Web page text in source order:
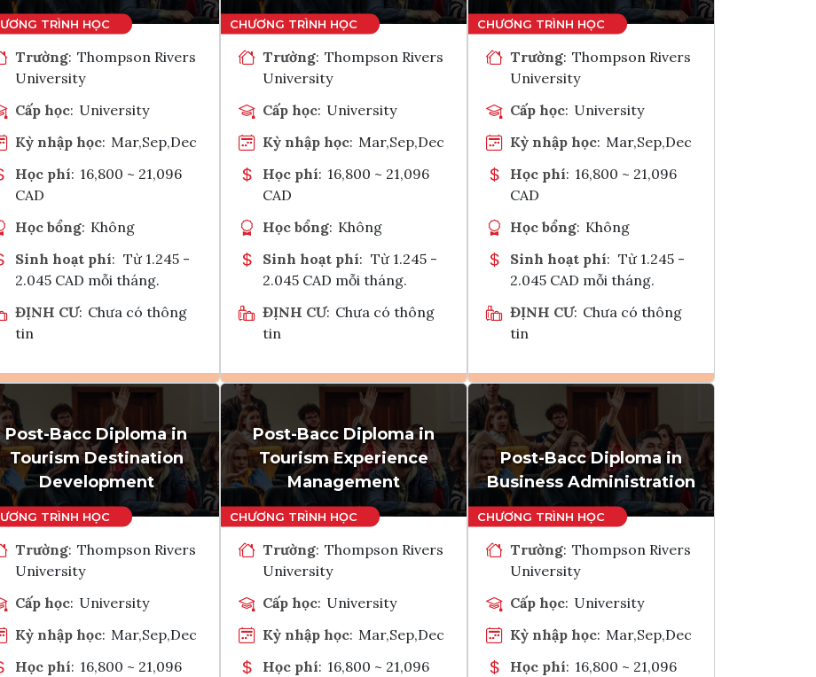
Trường: Thompson Rivers
University
Cấp học: University
Kỳ nhập học: Mar,Sep,Dec
Học phí: 16,800 ~ 21,096
CAD
Học bổng: Không
Sinh hoạt phí: Từ 1.245 -
2.045 CAD mỗi tháng.
ĐỊNH CƯ: Chưa có thông
tin
Ghi danh
Tham vấn Interlink
Trường: Thompson Rivers
University
Cấp học: University
Kỳ nhập học: Mar,Sep,Dec
Học phí: 16,800 ~ 21,096
CAD
Học bổng: Không
Sinh hoạt phí: Từ 1.245 -
2.045 CAD mỗi tháng.
ĐỊNH CƯ: Chưa có thông
tin
Ghi danh
Tham vấn Interlink
Trường: Thompson Rivers
University
Cấp học: University
Kỳ nhập học: Mar,Sep,Dec
Học phí: 16,800 ~ 21,096
CAD
Học bổng: Không
Sinh hoạt phí: Từ 1.245 -
2.045 CAD mỗi tháng.
ĐỊNH CƯ: Chưa có thông
tin
Ghi danh
Tham vấn Interlink
Post-Bacc Diploma in
Tourism Destination
Development
Trường: Thompson Rivers
University
Cấp học: University
Kỳ nhập học: Mar,Sep,Dec
Học phí: 16,800 ~ 21,096
Post-Bacc Diploma in
Tourism Experience
Management
Trường: Thompson Rivers
University
Cấp học: University
Kỳ nhập học: Mar,Sep,Dec
Học phí: 16,800 ~ 21,096
Post-Bacc Diploma in
Business Administration
Trường: Thompson Rivers
University
Cấp học: University
Kỳ nhập học: Mar,Sep,Dec
Học phí: 16,800 ~ 21,096